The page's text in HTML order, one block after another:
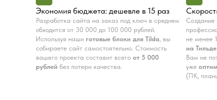
Экономия бюджета: дешевле в 15 раз
Разработка сайта на заказ под ключ в среднем
обходится от 30 000 до 100 000 рублей.
Используя наши готовые блоки для Tilda, вы
собираете сайт самостоятельно. Стоимость
вашего проекта составит всего от 5 000
рублей без потери качества.
Создание
не менее
на Тильде
Вам не
уже
(ПК,
Получите консультацию
перед покупкой
Напишите в мессенджеры, либо оставьте
заявку в форме.
Остались вопросы?